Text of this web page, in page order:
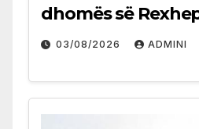
dhomës së
03/08/2026 ADMINI